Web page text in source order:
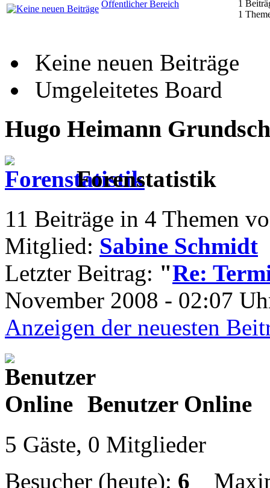
Öffentlicher Bereich
1
1
Keine neuen Beiträge
Umgeleitetes Board
Hugo Heimann
Forenstatistik
11 Beiträge in 4 Themen
Mitglied: Sabine Schmidt
Letzter Beitrag: "Re:
November 2008 - 02:07
Anzeigen der neuesten
Benutzer Online
5 Gäste, 0 Mitglieder
Besucher (heute): 6